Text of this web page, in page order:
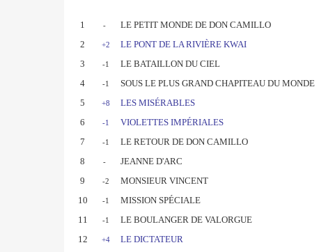
1 - LE PETIT MONDE DE DON CAMILLO
2
+2 LE PONT DE LA RIVIÈRE KWAI
3
-1 LE BATAILLON DU CIEL
4
-1 SOUS LE PLUS GRAND CHAPITEAU DU MONDE
5
+8 LES MISÉRABLES
6
-1 VIOLETTES IMPÉRIALES
7
-1 LE RETOUR DE DON CAMILLO
8
- JEANNE D'ARC
9
-2 MONSIEUR VINCENT
10
-1 MISSION SPÉCIALE
11
-1 LE BOULANGER DE VALORGUE
12
+4 LE DICTATEUR